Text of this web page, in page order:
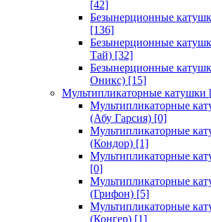
[42]
Безынерционные
[136]
Безынерционные
Тай) [32]
Безынерционные
Оникс) [15]
Мультипликаторные катушки
Мультипликаторные
(Абу Гарсия) [0]
Мультипликаторные
(Кондор) [1]
Мультипликаторные
[0]
Мультипликаторные
(Грифон) [5]
Мультипликаторные
(Конгер) [1]